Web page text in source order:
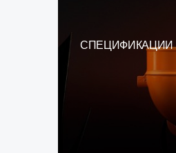
СПЕЦИФИКАЦИИ